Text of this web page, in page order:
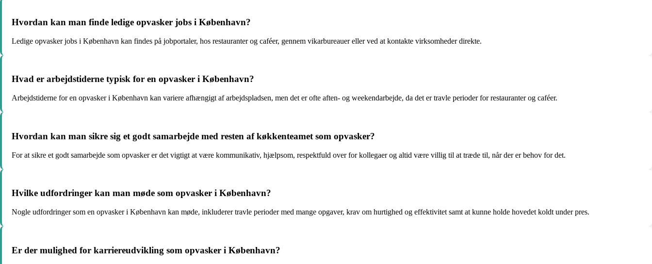
Hvordan kan man finde ledige opvasker jobs i København?
Ledige opvasker jobs i København kan findes på jobportaler, hos restauranter og caféer, gennem vikarbureauer eller ved at kontakte virksomheder direkte.
Hvad er arbejdstiderne typisk for en opvasker i København?
Arbejdstiderne for en opvasker i København kan variere afhængigt af arbejdspladsen, men det er ofte aften- og weekendarbejde, da det er travle perioder for restauranter og caféer.
Hvordan kan man sikre sig et godt samarbejde med resten af køkkenteamet som opvasker?
For at sikre et godt samarbejde som opvasker er det vigtigt at være kommunikativ, hjælpsom, respektfuld over for kollegaer og altid være villig til at træde til, når der er behov for det.
Hvilke udfordringer kan man møde som opvasker i København?
Nogle udfordringer som en opvasker i København kan møde, inkluderer travle perioder med mange opgaver, krav om hurtighed og effektivitet samt at kunne holde hovedet koldt under pres.
Er der mulighed for karriereudvikling som opvasker i København?